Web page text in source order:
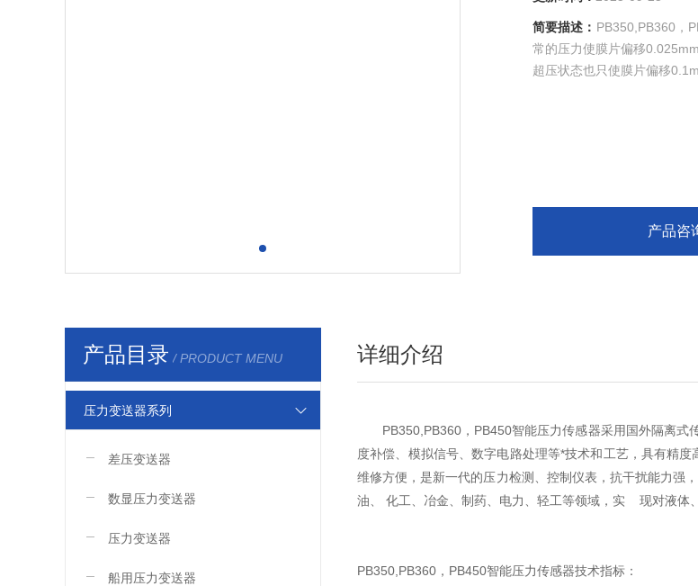
简要描述： PB350,PB360，
常的压力使膜片偏移0.025mm
超压状态也只使膜片偏移
产品咨
产品目录 / PRODUCT MENU
压力变送器系列
差压变送器
数显压力变送器
压力变送器
船用压力变送器
详细介绍
PB350,PB360，PB450智能压力传感器采用国外隔离
度补偿、模拟信号、数字电路处理等*技术和工艺，具有精
维修方便，是新一代的压力检测、控制仪表，抗干扰能力强
油、 化工、冶金、制药、电力、轻工等领域，实 现对液体
PB350,PB360，PB450智能压力传感器技术指标：